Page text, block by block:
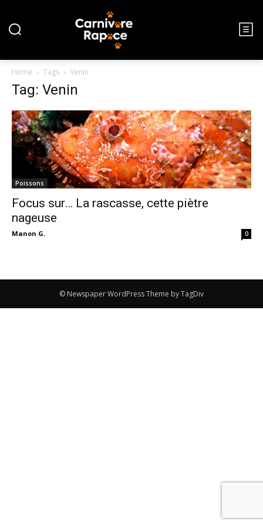
Home Tags Venin
Tag: Venin
Poissons
Focus sur… La rascasse, cette piètre
nageuse
Manon G. - 0
© Newspaper WordPress Theme by TagDiv